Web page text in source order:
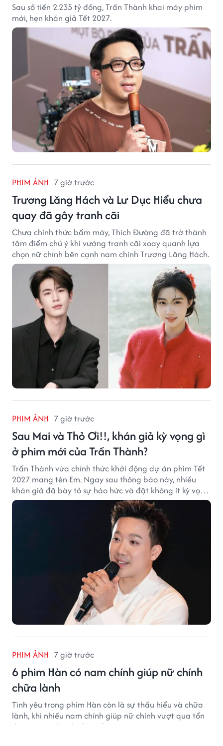
Sau số tiền 2.235 tỷ đồng, Trấn Thành khai máy phim
mới, hẹn khán giả Tết 2027.
PHIM ẢNH 7 giờ trước
Trương Lăng Hách và Lư Dục Hiểu chưa
quay đã gây tranh cãi
Chưa chính thức bấm máy, Thích Đường đã trở thành
tâm điểm chú ý khi vướng tranh cãi xoay quanh lựa
chọn nữ chính bên cạnh nam chính Trương Lăng Hách.
PHIM ẢNH 7 giờ trước
Sau Mai và Thỏ Ơi!!, khán giả kỳ vọng gì
ở phim mới của Trấn Thành?
Trấn Thành vừa chính thức khởi động dự án phim Tết
2027 mang tên Em. Ngay sau thông báo này, nhiều
khán giả đã bày tỏ sự háo hức và đặt không ít kỳ vọng
vào bộ phim mới của Trấn Thành.
PHIM ẢNH 7 giờ trước
6 phim Hàn có nam chính giúp nữ chính
chữa lành
Tình yêu trong phim Hàn còn là sự thấu hiểu và chữa
lành, khi nhiều nam chính giúp nữ chính vượt qua tổn
thương, tìm lại chính mình.